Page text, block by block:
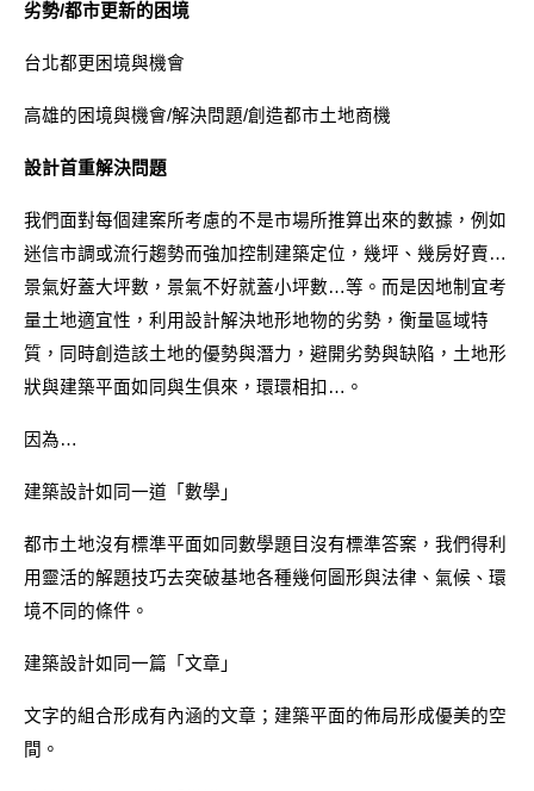
劣勢/都市更新的困境
台北都更困境與機會
高雄的困境與機會/解決問題/創造都市土地商機
設計首重解決問題
我們面對每個建案所考慮的不是市場所推算出來的數據，例如
迷信市調或流行趨勢而強加控制建築定位，幾坪、幾房好賣…
景氣好蓋大坪數，景氣不好就蓋小坪數…等。而是因地制宜考
量土地適宜性，利用設計解決地形地物的劣勢，衡量區域特
質，同時創造該土地的優勢與潛力，避開劣勢與缺陷，土地形
狀與建築平面如同與生俱來，環環相扣…。
因為…
建築設計如同一道「數學」
都市土地沒有標準平面如同數學題目沒有標準答案，我們得利
用靈活的解題技巧去突破基地各種幾何圖形與法律、氣候、環
境不同的條件。
建築設計如同一篇「文章」
文字的組合形成有內涵的文章；建築平面的佈局形成優美的空
間。